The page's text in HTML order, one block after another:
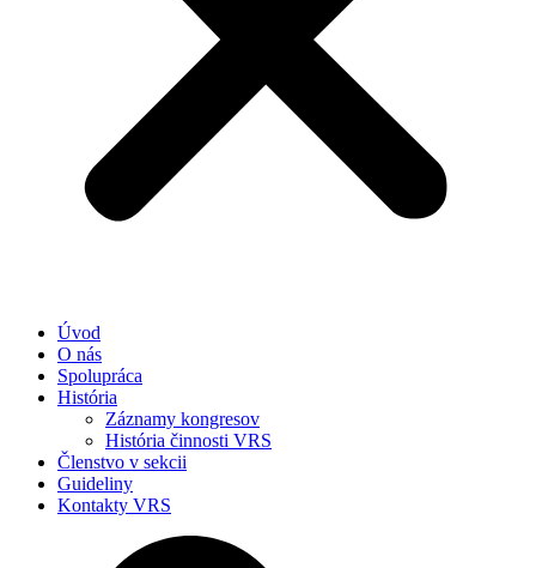
Úvod
O nás
Spolupráca
História
Záznamy kongresov
História činnosti VRS
Členstvo v sekcii
Guideliny
Kontakty VRS